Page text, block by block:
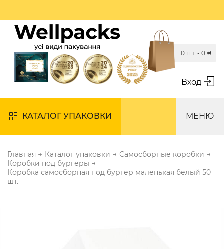
Вход
0 шт. - 0 ₴
КАТАЛОГ УПАКОВКИ МЕНЮ
Главная → Каталог упаковки → Самосборные коробки →
Коробки под бургеры →
Коробка самосборная под бургер маленькая белый 50
шт.